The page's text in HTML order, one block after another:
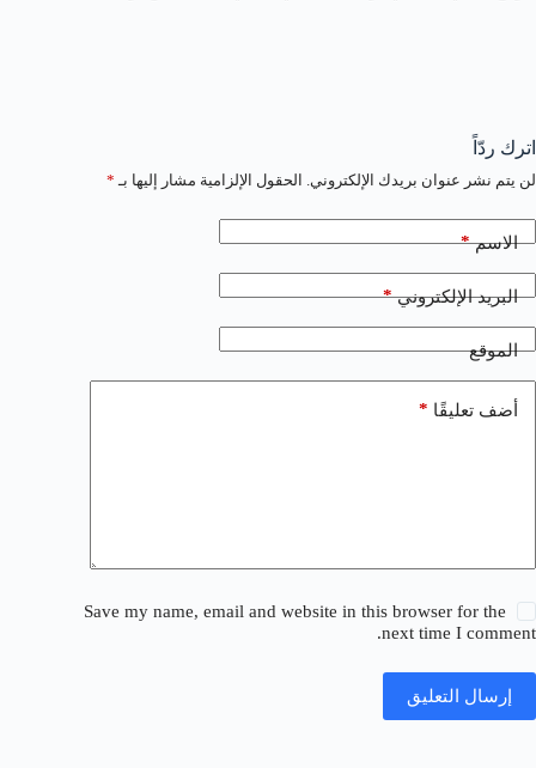
اترك ردّاً
لن يتم نشر عنوان بريدك الإلكتروني. الحقول الإلزامية مشار إليها بـ *
الاسم*
البريد الإلكتروني*
الموقع
أضف تعليقًا *
Save my name, email and website in this browser for the
next time I comment.
إرسال التعليق